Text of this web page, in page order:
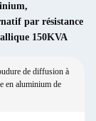
,
par résistance
150KVA
de diffusion à
en aluminium de